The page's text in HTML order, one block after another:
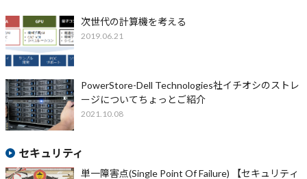
次世代の計算機を考える
2019.06.21
PowerStore-Dell Technologies社イチオシのストレ
ージについてちょっとご紹介
2021.10.08
セキュリティ
単一障害点(Single Point Of Failure) 【セキュリティ